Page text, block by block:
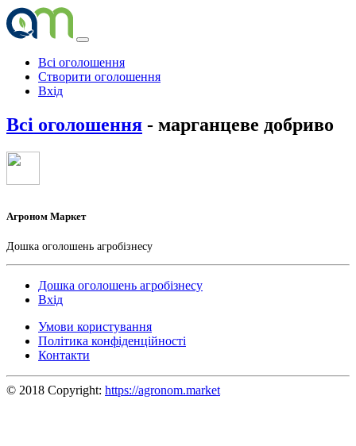
Всі оголошення
Створити оголошення
Вхід
Всі оголошення - марганцеве добриво
Агроном Маркет
Дошка оголошень агробізнесу
Дошка оголошень агробізнесу
Вхід
Умови користування
Політика конфіденційності
Контакти
© 2018 Copyright: https://agronom.market